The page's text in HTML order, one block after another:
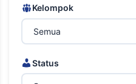
Kelompok
Status